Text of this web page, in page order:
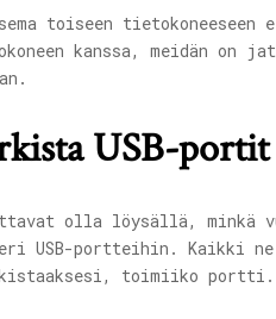
toiseen tietokoneeseen
kanssa, meidän on
USB-portit
olla löysällä, minkä
USB-portteihin. Kaikki
toimiiko